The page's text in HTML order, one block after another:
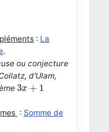
: La
.
ou conjecture
d'Ulam,
3x + 1
3x +
: Somme de